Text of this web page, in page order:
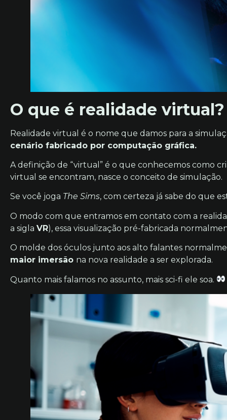
O que é realidade virtual?
Realidade virtual é o nome que damos para a
cenário fabricado por computação gráfica.
A definição de “virtual” é o que conhecemos como
virtual se encontram, nasce o conceito de simulação.
Se você joga The Sims, com certeza já sabe do que
O modo com que entramos em contato com a
a sigla VR), essa visualização pré-fabricada
O molde dos óculos junto aos alto falantes
maior imersão na nova realidade a ser explorada.
Quanto mais falamos no assunto, mais sci-fi ele soa.